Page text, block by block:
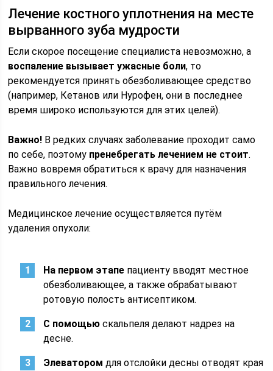
Лечение костного уплотнения на месте
вырванного зуба мудрости
Если скорое посещение специалиста невозможно, а
воспаление вызывает ужасные боли, то
рекомендуется принять обезболивающее средство
(например, Кетанов или Нурофен, они в последнее
время широко используются для этих целей).
Важно! В редких случаях заболевание проходит само
по себе, поэтому пренебрегать лечением не стоит.
Важно вовремя обратиться к врачу для назначения
правильного лечения.
Медицинское лечение осуществляется путём
удаления опухоли:
На первом этапе пациенту вводят местное
обезболивающее, а также обрабатывают
ротовую полость антисептиком.
С помощью скальпеля делают надрез на
десне.
Элеватором для отслойки десны отводят края